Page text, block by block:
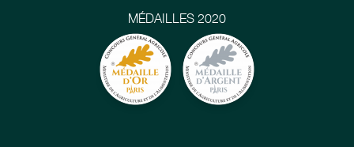
MÉDAILLES 2020